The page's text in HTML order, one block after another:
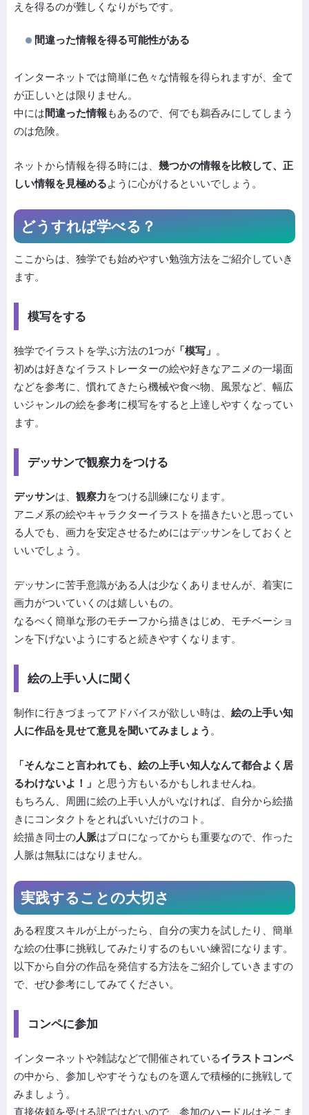
えを得るのが難しくなりがちです。
間違った情報を得る可能性がある
インターネットでは簡単に色々な情報を得られますが、全て
が正しいとは限りません。
中には間違った情報 もあるので、何でも鵜呑みにしてしまう
のは危険。
ネットから情報を得る時には、 幾つかの情報を比較して、正
しい情報を見極めるように心がけるといいでしょう。
どうすれば学べる？
ここからは、独学でも始めやすい勉強方法をご紹介していき
ます。
模写をする
独学でイラストを学ぶ方法の1つが 「模写」 。
初めは好きなイラストレーターの絵や好きなアニメの一場面
などを参考に、慣れてきたら機械や食べ物、風景など、幅広
いジャンルの絵を参考に模写をすると上達しやすくなってい
ます。
デッサンで観察力をつける
デッサンは、 観察力をつける訓練になります。
アニメ系の絵やキャラクターイラストを描きたいと思ってい
る人でも、画力を安定させるためにはデッサンをしておくと
いいでしょう。
デッサンに苦手意識がある人は少なくありませんが、着実に
画力がついていくのは嬉しいもの。
なるべく簡単な形のモチーフから描きはじめ、モチベーショ
ンを下げないようにすると続きやすくなります。
絵の上手い人に聞く
制作に行きづまってアドバイスが欲しい時は、 絵の上手い知
人に作品を見せて意見を聞いてみましょう 。
「そんなこと言われても、絵の上手い知人なんて都合よく居
るわけないよ！」 と思う方もいるかもしれませんね。
もちろん、周囲に絵の上手い人がいなければ、自分から絵描
きにコンタクトをとればいいだけのコト。
絵描き同士の人脈はプロになってからも重要なので、作った
人脈は無駄にはなりません。
実践することの大切さ
ある程度スキルが上がったら、自分の実力を試したり、簡単
な絵の仕事に挑戦してみたりするのもいい練習になります。
以下から自分の作品を発信する方法をご紹介していきますの
で、ぜひ参考にしてみてください。
コンペに参加
インターネットや雑誌などで開催されているイラストコンペ
の中から、参加しやすそうなものを選んで積極的に挑戦して
みましょう。
直接依頼を受ける訳ではないので、参加のハードルはそこま